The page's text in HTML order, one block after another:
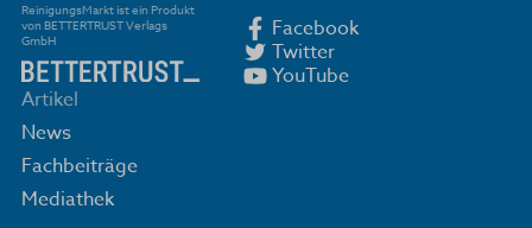
ReinigungsMarkt ist ein Produkt
von BETTERTRUST Verlags
GmbH
Facebook
Twitter
YouTube
Artikel
News
Fachbeiträge
Mediathek